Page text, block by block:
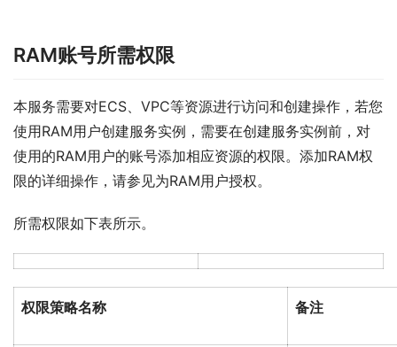
RAM账号所需权限
本服务需要对ECS、VPC等资源进行访问和创建操作，若您
使用RAM用户创建服务实例，需要在创建服务实例前，对
使用的RAM用户的账号添加相应资源的权限。添加RAM权
限的详细操作，请参见为RAM用户授权。
所需权限如下表所示。
权限策略名称 备注